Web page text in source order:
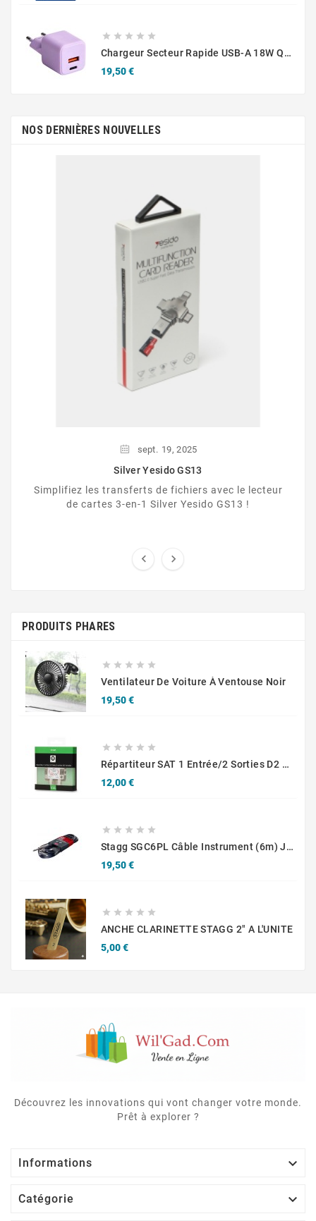
    
Chargeur Secteur Rapide USB-A 18W QC / USB-C 30W PD Compact GaN
19,50 €Prix
NOS DERNIÈRES NOUVELLES
sept. 19, 2025
Silver Yesido GS13
Simplifiez les transferts de fichiers avec le lecteur
de cartes 3-en-1 Silver Yesido GS13 !
 
PRODUITS PHARES
    
Ventilateur De Voiture À Ventouse Noir
19,50 €Prix
    
Répartiteur SAT 1 Entrée/2 Sorties D2 Diffusion
12,00 €Prix
    
Stagg SGC6PL Câble Instrument (6m) Jack/jack Coudé Plat
19,50 €Prix
    
ANCHE CLARINETTE STAGG 2" A L'UNITE
5,00 €Prix
Découvrez les innovations qui vont changer votre monde.
Prêt à explorer ?
Informations 
Catégorie 